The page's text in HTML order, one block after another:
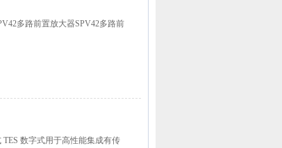
多路前置放大器SPV42多路前
数字式用于高性能集成有传